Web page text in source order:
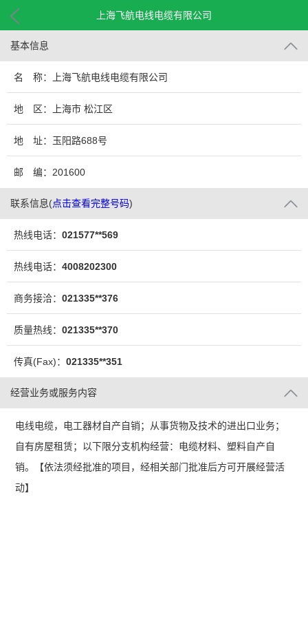
上海飞航电线电缆有限公司
基本信息
名 称：上海飞航电线电缆有限公司
地 区：上海市 松江区
地 址：玉阳路688号
邮 编：201600
联系信息(点击查看完整号码)
热线电话： 021577**569
热线电话： 4008202300
商务接洽： 021335**376
质量热线： 021335**370
传真(Fax)： 021335**351
经营业务或服务内容
电线电缆，电工器材自产自销；从事货物及技术的进出口业务；
自有房屋租赁；以下限分支机构经营：电缆材料、塑料自产自
销。【依法须经批准的项目，经相关部门批准后方可开展经营活
动】